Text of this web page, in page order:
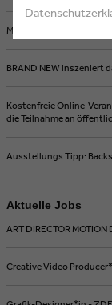
Michel Comte in Berlin:
BRAND NEW inszeniert
Kostenfreie Online-
die Teilnahme an
Ausstellungs Tipp:
Aktuelle Jobs
ART DIRECTOR
Creative Video